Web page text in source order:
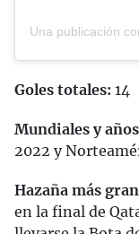
Goles totales: 14
Mundiales y
2022 y
Hazaña más
en la final de